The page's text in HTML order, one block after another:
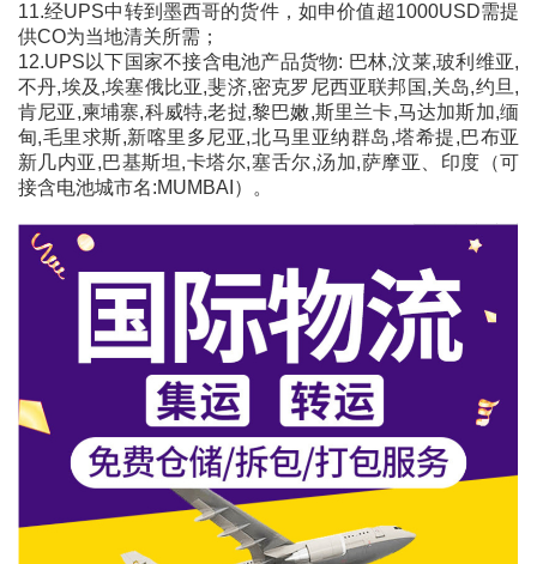
11.经UPS中转到墨西哥的货件，如申价值超1000USD需提
供CO为当地清关所需；
12.UPS以下国家不接含电池产品货物: 巴林,汶莱,玻利维亚,
不丹,埃及,埃塞俄比亚,斐济,密克罗尼西亚联邦国,关岛,约旦,
肯尼亚,柬埔寨,科威特,老挝,黎巴嫩,斯里兰卡,马达加斯加,缅
甸,毛里求斯,新喀里多尼亚,北马里亚纳群岛,塔希提,巴布亚
新几内亚,巴基斯坦,卡塔尔,塞舌尔,汤加,萨摩亚、印度（可
接含电池城市名:MUMBAI）。